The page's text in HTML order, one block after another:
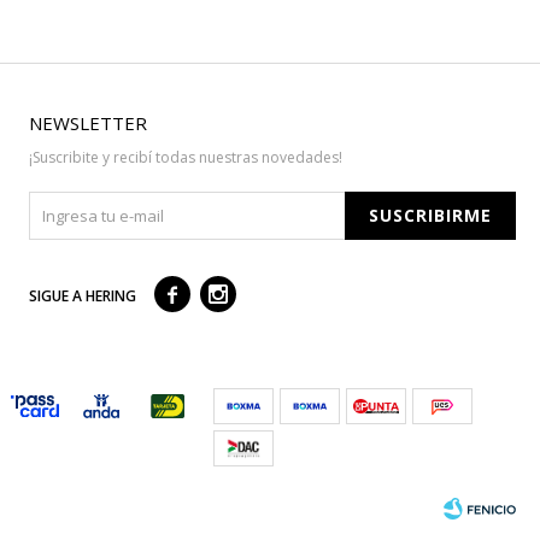
NEWSLETTER
¡Suscribite y recibí todas nuestras novedades!
SUSCRIBIRME
SIGUE A HERING  